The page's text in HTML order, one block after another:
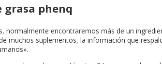
grasa phenq
normalmente encontraremos más de un
muchos suplementos, la información que